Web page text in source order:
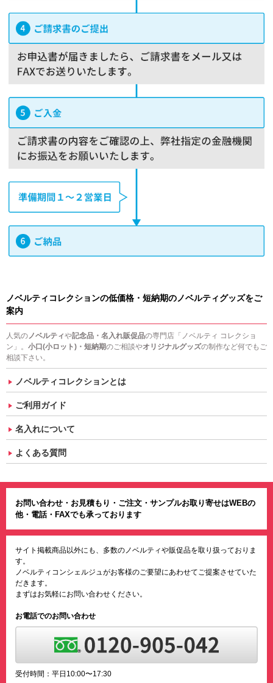
ノベルティコレクションの低価格・短納期のノベルティグッズをご
案内
人気のノベルティや記念品・名入れ販促品の専門店「ノベルティ コレクショ
ン」。 小口(小ロット)・短納期のご相談やオリジナルグッズの制作など何でもご
相談下さい。
ノベルティコレクションとは
ご利用ガイド
名入れについて
よくある質問
お問い合わせ・お見積もり・ご注文・サンプルお取り寄せはWEBの
他・電話・FAXでも承っております
サイト掲載商品以外にも、多数のノベルティや販促品を取り扱っておりま
す。
ノベルティコンシェルジュがお客様のご要望にあわせてご提案させていた
だきます。
まずはお気軽にお問い合わせください。
お電話でのお問い合わせ
受付時間：平日10:00〜17:30